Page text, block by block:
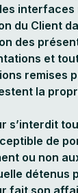
interfaces
du Client
des
et
remises
la
s’interdit
de
ou non
détenus
fait son